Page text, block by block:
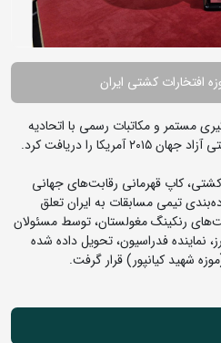
افتخارات کشتی ایران
مستمر و مکاتبات رسمی با اتحادیه
را دریافت کرد.
کاپ قهرمانی رقابت‌های جهانی
تیمی مسابقات به ایران تعلق
رنکینگ مغولستان، توسط مسئولان
نماینده فدراسیون، تحویل داده شده
شهید کیانپور) قرار گرفت.